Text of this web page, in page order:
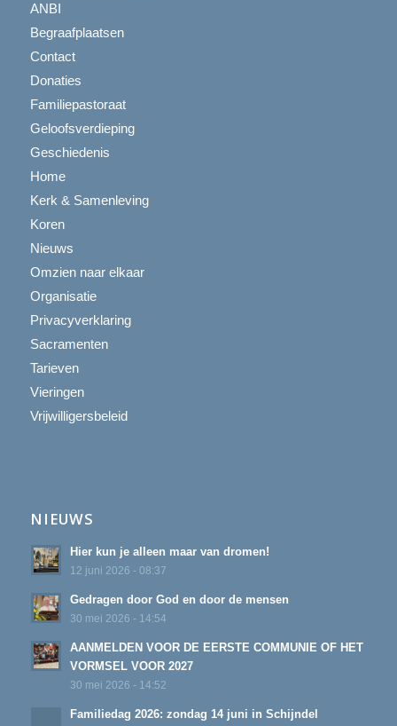
ANBI
Begraafplaatsen
Contact
Donaties
Familiepastoraat
Geloofsverdieping
Geschiedenis
Home
Kerk & Samenleving
Koren
Nieuws
Omzien naar elkaar
Organisatie
Privacyverklaring
Sacramenten
Tarieven
Vieringen
Vrijwilligersbeleid
NIEUWS
Hier kun je alleen maar van dromen!
12 juni 2026 - 08:37
Gedragen door God en door de mensen
30 mei 2026 - 14:54
AANMELDEN VOOR DE EERSTE COMMUNIE OF HET
VORMSEL VOOR 2027
30 mei 2026 - 14:52
Familiedag 2026: zondag 14 juni in Schijndel